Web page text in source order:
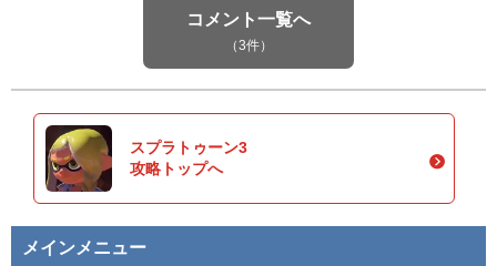
コメント一覧へ
（3件）
スプラトゥーン3
攻略トップへ
メインメニュー